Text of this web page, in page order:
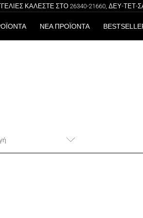
ΚΑΛΕΣΤΕ ΣΤΟ 26340-21660, ΔΕΥ-ΤΕΤ-
100% ΑΥΘΕΝΤΙΚΑ
ΝΕΑ ΠΡΟΪΟΝΤΑ